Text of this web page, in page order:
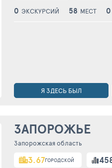
0 ЭКСКУРСИЙ 58 МЕСТ 0
Я ЗДЕСЬ БЫЛ
ЗАПОРОЖЬЕ
Запорожская область
3.67ГОРОДСКОЙ